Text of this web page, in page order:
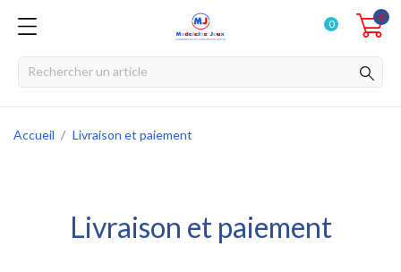
0
0
Accueil Livraison et paiement
Livraison et paiement